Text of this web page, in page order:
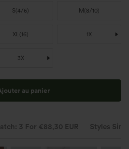
S(4/6) M (8/10)
XL(16) 1X
3X
au panier
3 For €88,30 EUR Styles